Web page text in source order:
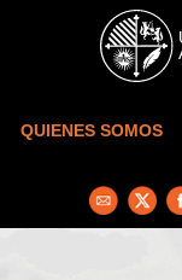
Skip to main content
QUIENES SOMOS